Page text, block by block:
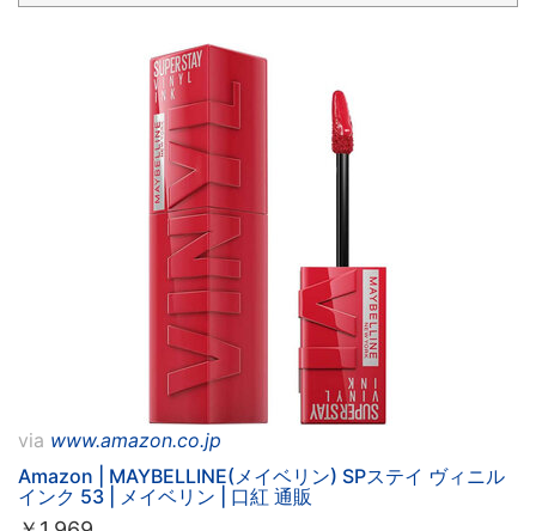
via www.amazon.co.jp
Amazon | MAYBELLINE(メイベリン) SPステイ ヴィニル
インク 53 | メイベリン | 口紅 通販